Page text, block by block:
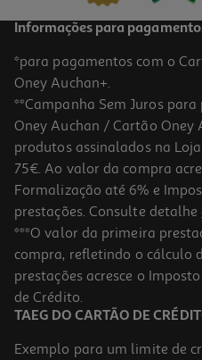
Informações para
*para pagamentos com o
Oney Auchan+.
**Campanha Sem Juros
Oney Auchan / Cartão Oney
produtos assinalados na
75€. Ao valor da compra
Formalização até 6% e
prestações. Consulte detalhe
***O valor da primeira
compra, refletindo o cálculo
prestações acresce o
de Crédito.
TAEG DO CARTÃO DE
Exemplo para um limite de